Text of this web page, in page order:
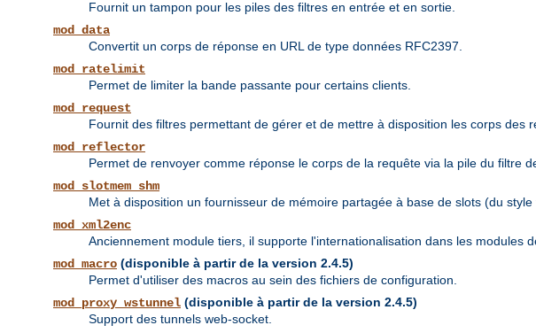
Fournit un tampon pour les piles des filtres en entrée et en sortie.
mod_data
Convertit un corps de réponse en URL de type données RFC2397.
mod_ratelimit
Permet de limiter la bande passante pour certains clients.
mod_request
Fournit des filtres permettant de gérer et de mettre à disposition les corps des
mod_reflector
Permet de renvoyer comme réponse le corps de la requête via la pile du filtre
mod_slotmem_shm
Met à disposition un fournisseur de mémoire partagée à base de slots (du style
mod_xml2enc
Anciennement module tiers, il supporte l'internationalisation dans les modules
mod_macro (disponible à partir de la version 2.4.5)
Permet d'utiliser des macros au sein des fichiers de configuration.
mod_proxy_wstunnel (disponible à partir de la version 2.4.5)
Support des tunnels web-socket.